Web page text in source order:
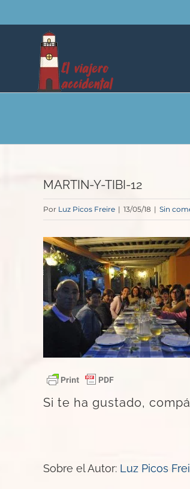
al
contenido
MARTIN-Y-TIBI-12
Por Luz Picos Freire | 13/05/18 | Sin
Si te ha gustado,
Sobre el Autor: Luz Picos